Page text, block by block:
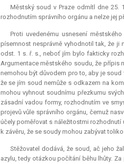
Městský soud v Praze odmítl dne 25.
rozhodnutím správního orgánu a nelze jej
Proti uvedenému usnesení
písemnost nesprávně vyhodnotil tak, že ji
odst. 1 s. ř. s., neboť jím bylo fakticky
Argumentace městského soudu, že přípis
nemohou být důvodem pro to, aby je soud
že se jím soud nemůže s odkazem na
mohou vyhnout soudnímu přezkumu
zásadní vadou formy, rozhodnutím ve
projevů vůle správního orgánu, čemuž
účely poměřovat s náležitostmi rozhodnutí
k závěru, že se soudy mohou zabývat
Stěžovatel dodává, že soud, ač jeho
azylu, tedy otázkou počítání běhu lhůty.